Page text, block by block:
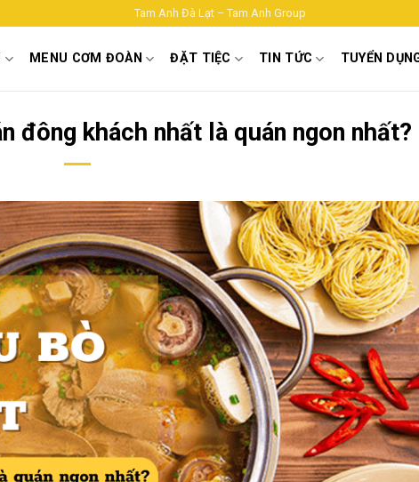
Tam Anh Đà Lạt – Tam Anh Group
MENU CƠM ĐOÀN ĐẶT TIỆC TIN TỨC TUYỂN
đông khách nhất là quán ngon nhất?